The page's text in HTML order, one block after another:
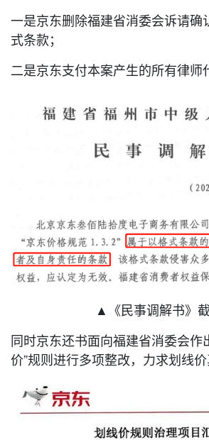
一是京东删除福建省消委会诉请确
式条款；
二是京东支付本案产生的所有律师
▲《民事调解书》
同时京东还书面向福建省消委会作
价”规则进行多项整改，力求划线价